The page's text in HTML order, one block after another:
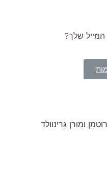
המייל שלך?